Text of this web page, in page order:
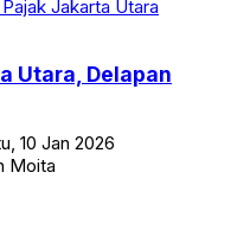
Utara, Delapan
10 Jan 2026
Moita